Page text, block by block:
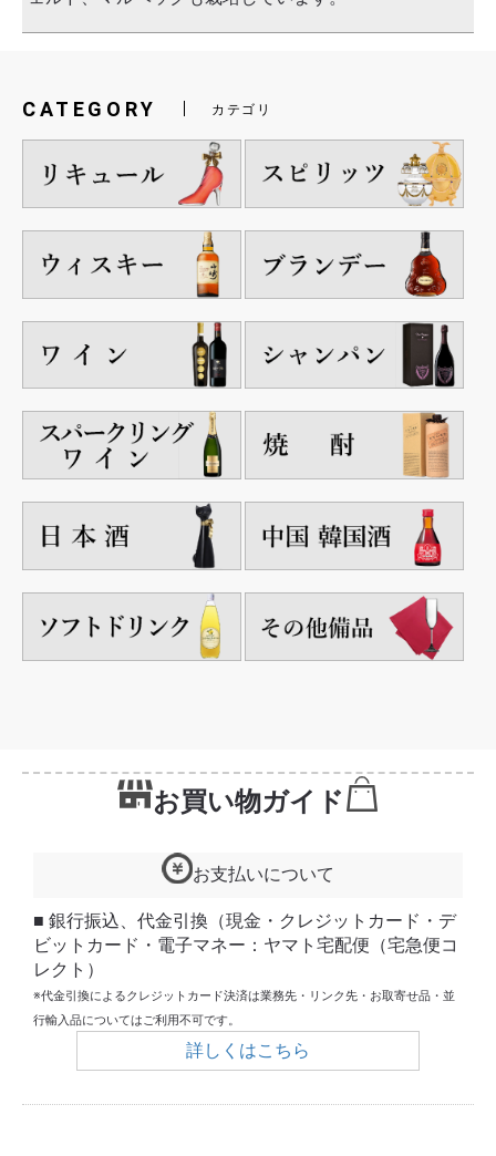
CATEGORY カテゴリ
お買い物ガイド
お支払いについて
■ 銀行振込、代金引換（現金・クレジットカード・デ
ビットカード・電子マネー：ヤマト宅配便（宅急便コ
レクト）
※代金引換によるクレジットカード決済は業務先・リンク先・お取寄せ品・並
行輸入品についてはご利用不可です。
詳しくはこちら